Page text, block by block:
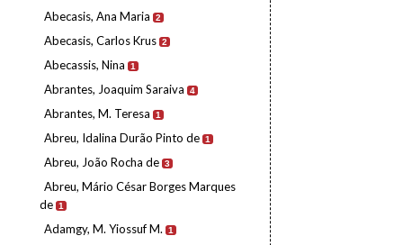
Abecasis, Ana Maria 2
Abecasis, Carlos Krus 2
Abecassis, Nina 1
Abrantes, Joaquim Saraiva 4
Abrantes, M. Teresa 1
Abreu, Idalina Durão Pinto de 1
Abreu, João Rocha de 3
Abreu, Mário César Borges Marques
de 1
Adamgy, M. Yiossuf M. 1